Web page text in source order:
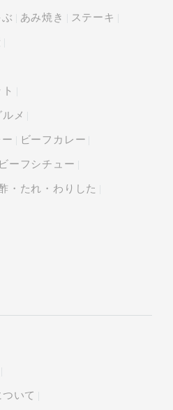
あみ焼き ステーキ
メ
ビーフカレー
ビーフシチュー
・たれ・わりした
いて